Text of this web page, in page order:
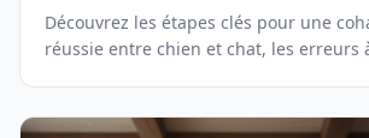
Découvrez les étapes clés pour une
réussie entre chien et chat, les erreurs